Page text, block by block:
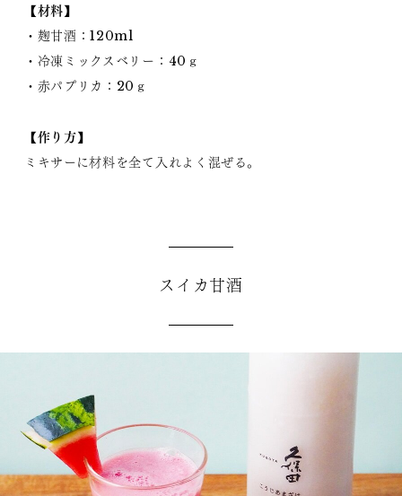
【材料】
・麹甘酒：120ml
・冷凍ミックスベリー：40ｇ
・赤パプリカ：20ｇ
【作り方】
ミキサーに材料を全て入れよく混ぜる。
スイカ甘酒